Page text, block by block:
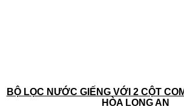
BỘ LỌC NƯỚC GIẾNG VỚI 2 CỘT
HÒA LONG AN